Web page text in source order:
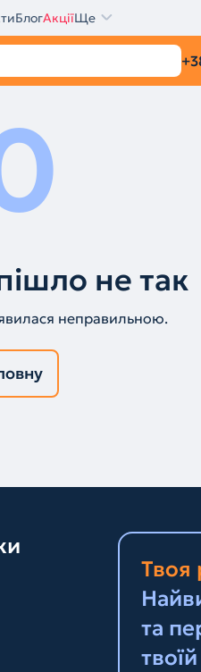
БлогАкціїЩе
не так
неправильною.
Твоя
та